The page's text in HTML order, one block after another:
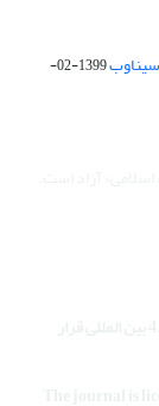
سیناوب
1399-02-